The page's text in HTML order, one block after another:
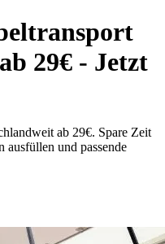
29€ - Jetzt
ab 29€. Spare Zeit
und passende